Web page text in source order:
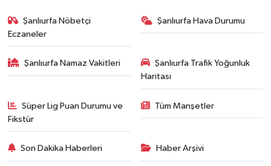
Şanlıurfa Nöbetçi
Eczaneler
Şanlıurfa Hava Durumu
Şanlıurfa Namaz Vakitleri
Şanlıurfa Trafik Yoğunluk
Haritası
Süper Lig Puan Durumu ve
Fikstür
Tüm Manşetler
Son Dakika Haberleri Haber Arşivi